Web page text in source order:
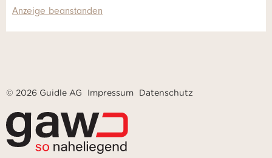
Anzeige beanstanden
© 2026 Guidle AG Impressum Datenschutz